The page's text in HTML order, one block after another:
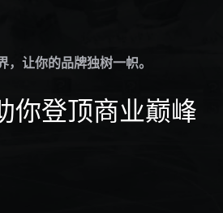
，让你的品牌独树一帜。
你登顶商业巅峰